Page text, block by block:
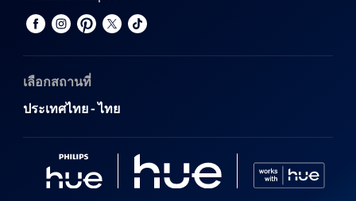
เลือกสถานที่
ประเทศไทย - ไทย